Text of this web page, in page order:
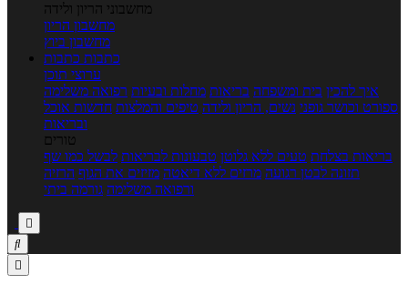
מחשבוני הריון ולידה
מחשבון הריון
מחשבון ביוץ
כתבות כתבות
ערוצי תוכן
איך להכין בית ומשפחה בריאות מחלות ובעיות רפואה משלימה
ספורט וכושר גופני נשים, הריון ולידה טיפים והמלצות חדשות אוכל
ובריאות
טורים
בריאות בצלחת טעים ללא גלוטן טבעונות לבריאות לבשל כמו שף
תזונה לבטן רגועה מרזים ללא דיאטה מזיזים את הגוף הרזיה
ורפואה משלימה גורמה ביתי


